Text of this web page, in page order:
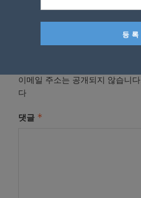
이메일 주소는 공개되지 않습니다.
다
댓글 *